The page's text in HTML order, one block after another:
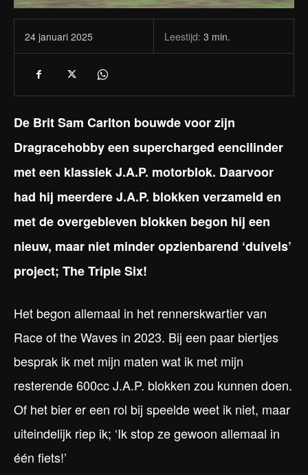
24 januari 2025 Leestijd: 3 min.
De Brit Sam Carlton bouwde voor zijn
Dragracehobby een supercharged eencilinder
met een klassiek J.A.P. motorblok. Daarvoor
had hij meerdere J.A.P. blokken verzameld en
met de overgebleven blokken begon hij een
nieuw, maar niet minder opzienbarend ‘duivels’
project; The Triple Six!
Het begon allemaal in het rennerskwartier van
Race of the Waves in 2023. Bij een paar biertjes
besprak ik met mijn maten wat ik met mijn
resterende 600cc J.A.P. blokken zou kunnen doen.
Of het bier er een rol bij speelde weet ik niet, maar
uiteindelijk riep ik; ‘Ik stop ze gewoon allemaal in
één fiets!’